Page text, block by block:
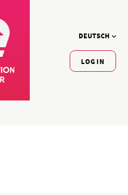
DEUTSCH
LOGIN